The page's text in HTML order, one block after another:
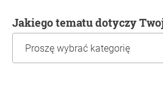
Jakiego tematu dotyczy